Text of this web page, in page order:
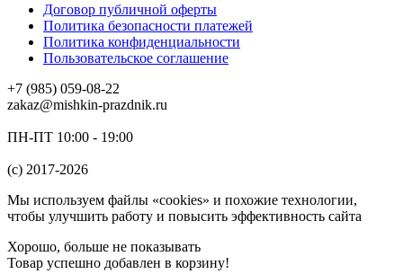
Договор публичной оферты
Политика безопасности платежей
Политика конфиденциальности
Пользовательское соглашение
+7 (985) 059-08-22
zakaz@mishkin-prazdnik.ru
ПН-ПТ 10:00 - 19:00
(c) 2017-2026
Мы используем файлы «cookies» и похожие технологии,
чтобы улучшить работу и повысить эффективность сайта
Хорошо, больше не показывать
Товар успешно добавлен в корзину!